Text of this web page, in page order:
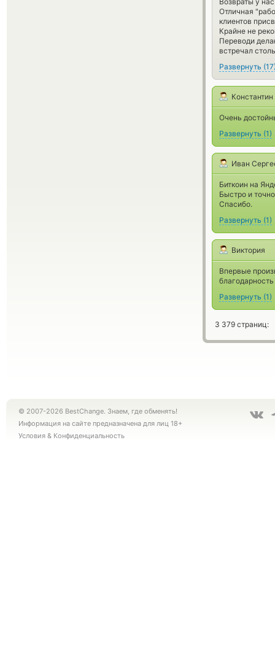
Отличная
клиентов
Крайне не
Переводи
встречал
Развернуть (17
Константин
Очень
Развернуть (1)
Иван
Биткоин на
Быстро и
Спасибо.
Развернуть (1)
Виктория
Впервые
Развернуть (1)
3 379 страниц:
© 2007-2026 BestChange. Знаем, где обменять!
Информация на сайте предназначена для лиц 18+
Условия & Конфиденциальность